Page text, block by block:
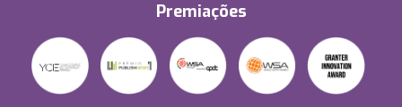
Premiações